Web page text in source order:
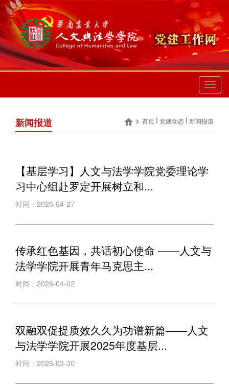
切
换
航
新闻报道 > 首页 党建动态 新闻报道
【基层学习】人文与法学学院党委理论学
习中心组赴罗定开展树立和...
时间：2026-04-27
传承红色基因，共话初心使命 ——人文与
法学学院开展青年马克思主...
时间：2026-04-02
双融双促提质效久久为功谱新篇——人文
与法学学院开展2025年度基层...
时间：2026-03-30